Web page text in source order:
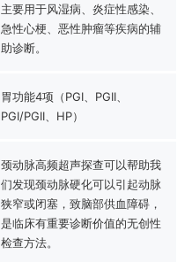
主要用于风湿病、炎症性感染、
急性心梗、恶性肿瘤等疾病的辅
助诊断。
胃功能4项（PGI、PGII、
PGI/PGII、HP）
颈动脉高频超声探查可以帮助我
们发现颈动脉硬化可以引起动脉
狭窄或闭塞，致脑部供血障碍，
是临床有重要诊断价值的无创性
检查方法。